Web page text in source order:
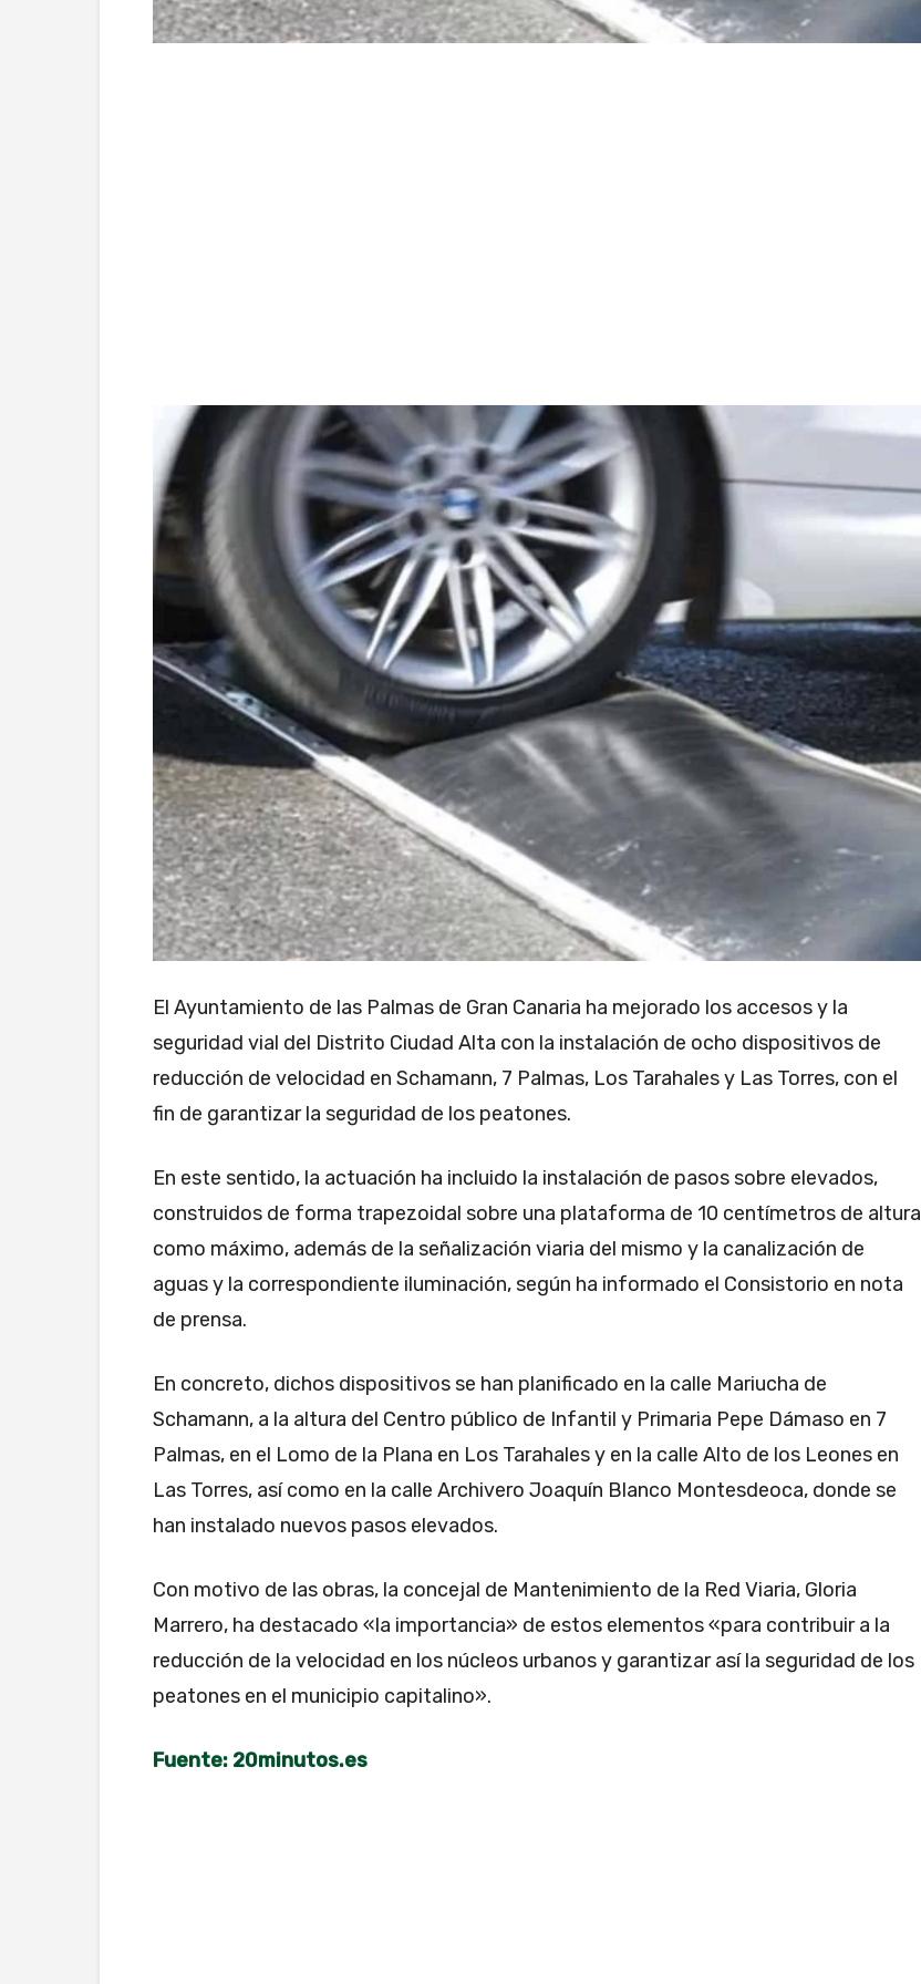
El Ayuntamiento de las Palmas de Gran Canaria ha mejorado los accesos y la
seguridad vial del Distrito Ciudad Alta con la instalación de ocho dispositivos de
reducción de velocidad en Schamann, 7 Palmas, Los Tarahales y Las Torres, con el
fin de garantizar la seguridad de los peatones.
En este sentido, la actuación ha incluido la instalación de pasos sobre elevados,
construidos de forma trapezoidal sobre una plataforma de 10 centímetros de altura
como máximo, además de la señalización viaria del mismo y la canalización de
aguas y la correspondiente iluminación, según ha informado el Consistorio en nota
de prensa.
En concreto, dichos dispositivos se han planificado en la calle Mariucha de
Schamann, a la altura del Centro público de Infantil y Primaria Pepe Dámaso en 7
Palmas, en el Lomo de la Plana en Los Tarahales y en la calle Alto de los Leones en
Las Torres, así como en la calle Archivero Joaquín Blanco Montesdeoca, donde se
han instalado nuevos pasos elevados.
Con motivo de las obras, la concejal de Mantenimiento de la Red Viaria, Gloria
Marrero, ha destacado «la importancia» de estos elementos «para contribuir a la
reducción de la velocidad en los núcleos urbanos y garantizar así la seguridad de los
peatones en el municipio capitalino».
Fuente: 20minutos.es